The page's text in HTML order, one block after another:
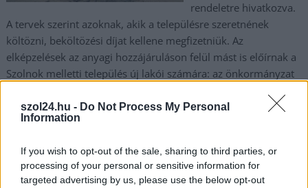
szol24.hu - Do Not Process My Personal
Information
If you wish to opt-out of the sale, sharing to third parties, or
processing of your personal or sensitive information for
targeted advertising by us, please use the below opt-out
rendeletre hivatkozva.
A tervek szerint azoknak, akik a településre szeretnének
költözni, beköltözési díjat kellene megfizetniük. Az
elképzelések az anyagi hozzájáruláson felül mást is előírnak a
Szolnok melletti település új lakói számára: az önkormányzat
TOVÁBB OLVASOM
Magyarország abony, önrendelkezés,önrendelkezési törvény,
rendelet